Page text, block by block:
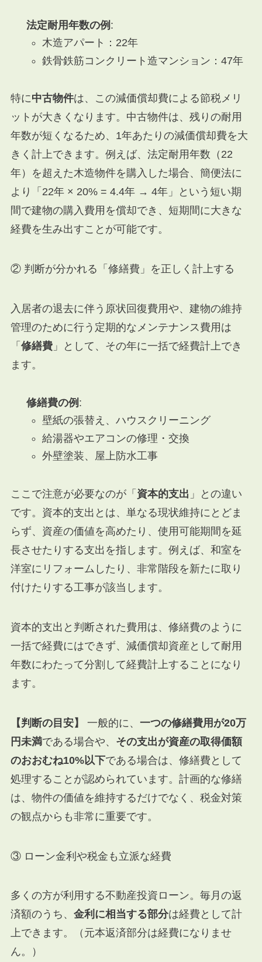
法定耐用年数の例 :
木造アパート：22年
鉄骨鉄筋コンクリート造マンション：47年
特に中古物件は、この減価償却費による節税メリ
ットが大きくなります。中古物件は、残りの耐用
年数が短くなるため、1年あたりの減価償却費を大
きく計上できます。例えば、法定耐用年数（22
年）を超えた木造物件を購入した場合、簡便法に
より「22年 × 20% = 4.4年 → 4年」という短い期
間で建物の購入費用を償却でき、短期間に大きな
経費を生み出すことが可能です。
② 判断が分かれる「修繕費」を正しく計上する
入居者の退去に伴う原状回復費用や、建物の維持
管理のために行う定期的なメンテナンス費用は
「 修繕費」として、その年に一括で経費計上でき
ます。
修繕費の例 :
壁紙の張替え、ハウスクリーニング
給湯器やエアコンの修理・交換
外壁塗装、屋上防水工事
ここで注意が必要なのが「 資本的支出 」との違い
です。資本的支出とは、単なる現状維持にとどま
らず、資産の価値を高めたり、使用可能期間を延
長させたりする支出を指します。例えば、和室を
洋室にリフォームしたり、非常階段を新たに取り
付けたりする工事が該当します。
資本的支出と判断された費用は、修繕費のように
一括で経費にはできず、減価償却資産として耐用
年数にわたって分割して経費計上することになり
ます。
【判断の目安】 一般的に、 一つの修繕費用が20万
円未満である場合や、 その支出が資産の取得価額
のおおむね10%以下である場合は、修繕費として
処理することが認められています。計画的な修繕
は、物件の価値を維持するだけでなく、税金対策
の観点からも非常に重要です。
③ ローン金利や税金も立派な経費
多くの方が利用する不動産投資ローン。毎月の返
済額のうち、 金利に相当する部分は経費として計
上できます。（元本返済部分は経費になりませ
ん。）